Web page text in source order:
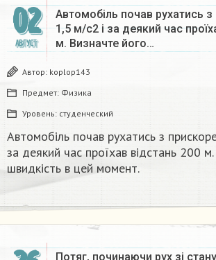
02
АВГУСТ
Автомобіль почав рухатись
1,5 м/с2 і за деякий час
м. Визначте його…
Автор: koplop143
Предмет: Физика
Уровень: студенческий
Автомобіль почав рухатись з
за деякий час проїхав відстань 200
швидкість в цей момент.​
Потяг, починаючи рух зі